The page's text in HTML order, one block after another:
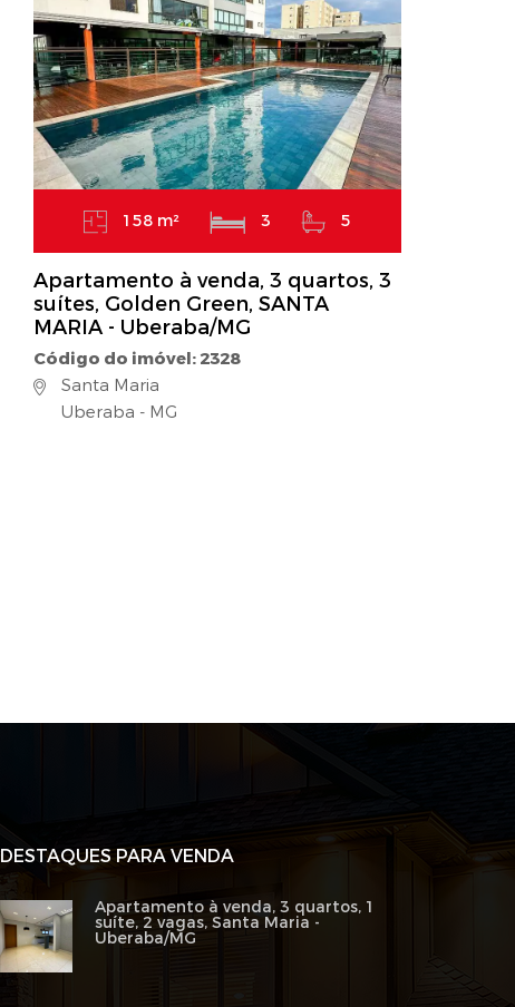
158 m² 3 5
Apartamento à venda, 3 quartos, 3
suítes, Golden Green, SANTA
MARIA - Uberaba/MG
Código do imóvel: 2328
Santa Maria
Uberaba - MG
DESTAQUES PARA VENDA
Apartamento à venda, 3 quartos, 1
suíte, 2 vagas, Santa Maria -
Uberaba/MG